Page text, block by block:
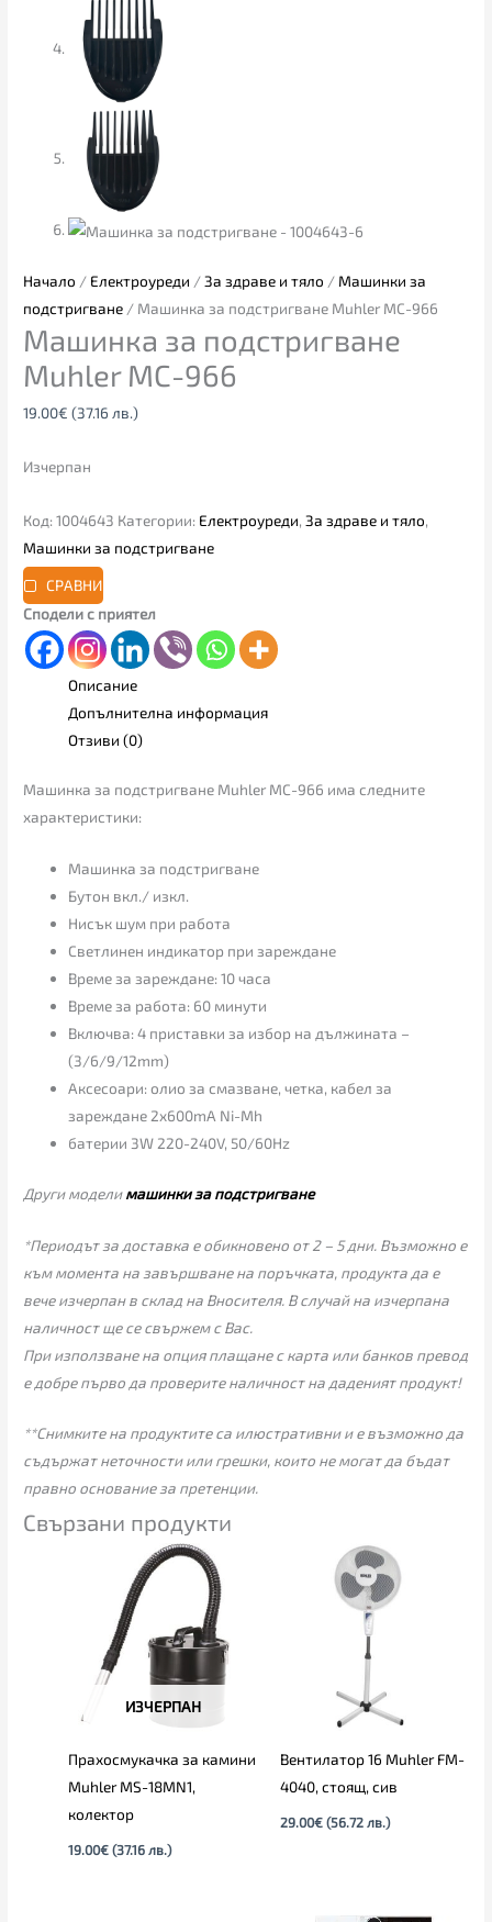
Начало / Електроуреди /За здраве и тяло / Машинки за
подстригване / Машинка за подстригване Muhler MC-966
Машинка за подстригване
Muhler MC-966
19.00€ (37.16 лв.)
Изчерпан
Код:1004643 Категории: Електроуреди,За здраве и тяло,
Машинки за подстригване
СРАВНИ
Сподели с приятел
Описание
Допълнителна информация
Отзиви (0)
Машинка за подстригване Muhler MC-966 има следните
характеристики:
Машинка за подстригване
Бутон вкл./ изкл.
Нисък шум при работа
Светлинен индикатор при зареждане
Време за зареждане: 10 часа
Време за работа: 60 минути
Включва: 4 приставки за избор на дължината –
(3/6/9/12mm)
Аксесоари: олио за смазване, четка, кабел за
зареждане 2x600mA Ni-Mh
батерии 3W 220-240V, 50/60Hz
Други моделимашинки за подстригване
*Периодът за доставка е обикновено от 2 – 5 дни. Възможно е
към момента на завършване на поръчката, продукта да е
вече изчерпан в склад на Вносителя. В случай на изчерпана
наличност ще се свържем с Вас.
При използване на опция плащане с карта или банков превод
е добре първо да проверите наличност на даденият продукт!
**Снимките на продуктите са илюстративни и е възможно да
съдържат неточности или грешки, които не могат да бъдат
правно основание за претенции.
Свързани продукти
ИЗЧЕРПАН
Прахосмукачка за камини
Muhler MS-18MN1,
колектор
19.00€ (37.16 лв.)
Вентилатор 16 Muhler FM-
4040, стоящ, сив
29.00€ (56.72 лв.)